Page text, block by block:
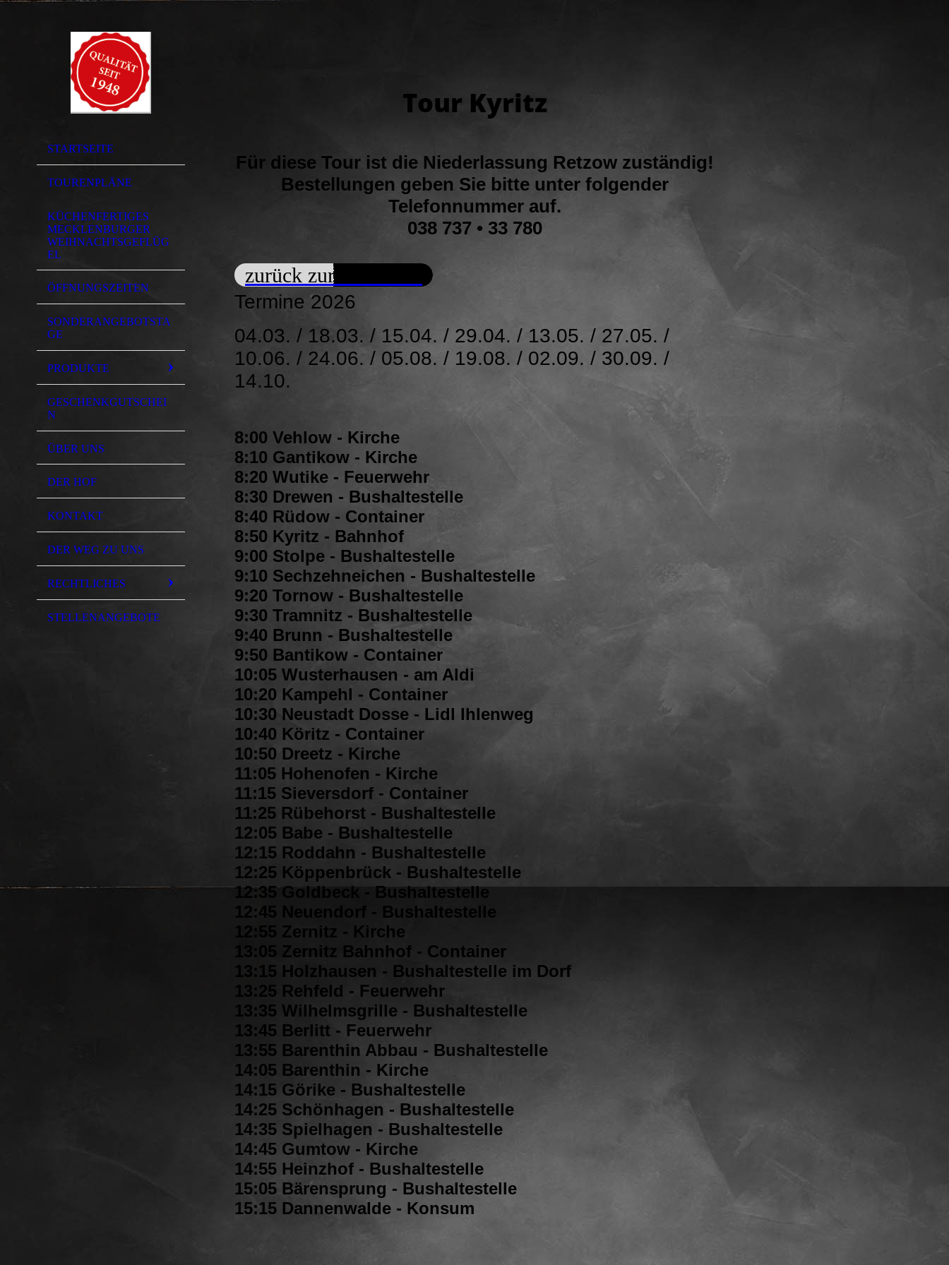
STARTSEITE
TOURENPLÄNE
KÜCHENFERTIGES
MECKLENBURGER
WEIHNACHTSGEFLÜG
EL
ÖFFNUNGSZEITEN
SONDERANGEBOTSTA
GE
PRODUKTE
GESCHENKGUTSCHEI
N
ÜBER UNS
DER HOF
KONTAKT
DER WEG ZU UNS
RECHTLICHES
STELLENANGEBOTE
Tour Kyritz
Für diese Tour ist die Niederlassung Retzow zuständig!
Bestellungen geben Sie bitte unter folgender
Telefonnummer auf.
038 737 • 33 780
zurück zur Übersicht
Termine 2026
04.03. / 18.03. / 15.04. / 29.04. / 13.05. / 27.05. /
10.06. / 24.06. / 05.08. / 19.08. / 02.09. / 30.09. /
14.10.
8:00 Vehlow - Kirche
8:10 Gantikow - Kirche
8:20 Wutike - Feuerwehr
8:30 Drewen - Bushaltestelle
8:40 Rüdow - Container
8:50 Kyritz - Bahnhof
9:00 Stolpe - Bushaltestelle
9:10 Sechzehneichen - Bushaltestelle
9:20 Tornow - Bushaltestelle
9:30 Tramnitz - Bushaltestelle
9:40 Brunn - Bushaltestelle
9:50 Bantikow - Container
10:05 Wusterhausen - am Aldi
10:20 Kampehl - Container
10:30 Neustadt Dosse - Lidl Ihlenweg
10:40 Köritz - Container
10:50 Dreetz - Kirche
11:05 Hohenofen - Kirche
11:15 Sieversdorf - Container
11:25 Rübehorst - Bushaltestelle
12:05 Babe - Bushaltestelle
12:15 Roddahn - Bushaltestelle
12:25 Köppenbrück - Bushaltestelle
12:35 Goldbeck - Bushaltestelle
12:45 Neuendorf - Bushaltestelle
12:55 Zernitz - Kirche
13:05 Zernitz Bahnhof - Container
13:15 Holzhausen - Bushaltestelle im Dorf
13:25 Rehfeld - Feuerwehr
13:35 Wilhelmsgrille - Bushaltestelle
13:45 Berlitt - Feuerwehr
13:55 Barenthin Abbau - Bushaltestelle
14:05 Barenthin - Kirche
14:15 Görike - Bushaltestelle
14:25 Schönhagen - Bushaltestelle
14:35 Spielhagen - Bushaltestelle
14:45 Gumtow - Kirche
14:55 Heinzhof - Bushaltestelle
15:05 Bärensprung - Bushaltestelle
15:15 Dannenwalde - Konsum